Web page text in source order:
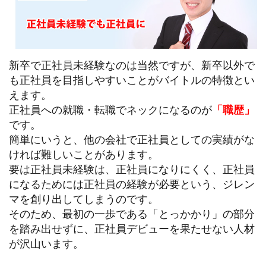
新卒で正社員未経験なのは当然ですが、新卒以外で
も正社員を目指しやすいことがバイトルの特徴とい
えます。
正社員への就職・転職でネックになるのが 「職歴」
です。
簡単にいうと、他の会社で正社員としての実績がな
ければ難しいことがあります。
要は正社員未経験は、正社員になりにくく、正社員
になるためには正社員の経験が必要という、ジレン
マを創り出してしまうのです。
そのため、最初の一歩である「とっかかり」の部分
を踏み出せずに、正社員デビューを果たせない人材
が沢山います。